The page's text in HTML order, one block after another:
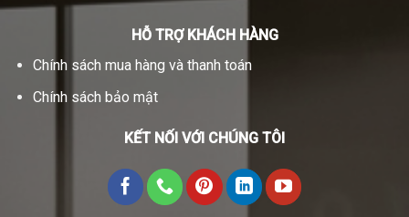
HỖ TRỢ KHÁCH HÀNG
Chính sách mua hàng và thanh toán
Chính sách bảo mật
KẾT NỐI VỚI CHÚNG TÔI